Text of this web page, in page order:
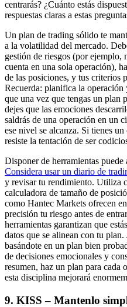
centrarás? ¿Cuánto estás
respuestas claras a estas
Un plan de trading sólido te
a la volatilidad del mercado.
gestión de riesgos (por ejemplo,
cuenta en una sola operación),
de las posiciones, y tus criterios
Recuerda: planifica la
que una vez que tengas un
dejes que las emociones
saldrás de una operación en un
ese nivel se alcanza. Si tienes
resiste la tentación de ser
Disponer de herramientas
Considera usar un diario de
y revisar tu rendimiento. Utiliza
calculadora de tamaño de
como Hantec Markets ofrecen
precisión tu riesgo antes de
herramientas garantizan que
datos que se alinean con tu
basándote en un plan bien
de decisiones emocionales y
resumen, haz un plan para cada
esta disciplina mejorará
9. KISS – Mantenlo